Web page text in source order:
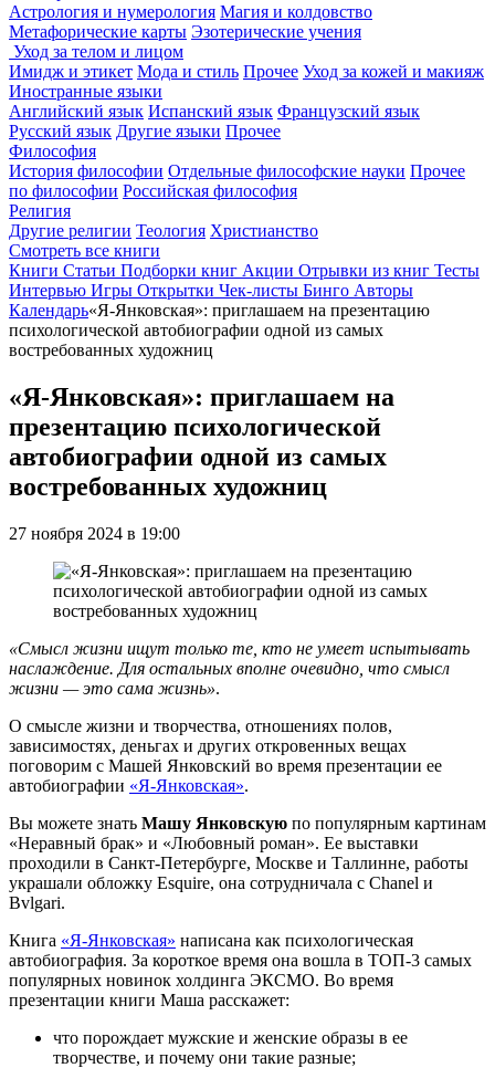
Астрология и нумерология Магия и колдовство
Метафорические карты Эзотерические учения
Уход за телом и лицом
Имидж и этикет Мода и стиль Прочее Уход за кожей и макияж
Иностранные языки
Английский язык Испанский язык Французский язык
Русский язык Другие языки Прочее
Философия
История философии Отдельные философские науки Прочее
по философии Российская философия
Религия
Другие религии Теология Христианство
Смотреть все книги
Книги Статьи Подборки книг Акции Отрывки из книг Тесты
Интервью Игры Открытки Чек-листы Бинго Авторы
Календарь«Я-Янковская»: приглашаем на презентацию
психологической автобиографии одной из самых
востребованных художниц
«Я-Янковская»: приглашаем на
презентацию психологической
автобиографии одной из самых
востребованных художниц
27 ноября 2024 в 19:00
«Смысл жизни ищут только те, кто не умеет испытывать
наслаждение. Для остальных вполне очевидно, что смысл
жизни — это сама жизнь».
О смысле жизни и творчества, отношениях полов,
зависимостях, деньгах и других откровенных вещах
поговорим с Машей Янковский во время презентации ее
автобиографии «Я-Янковская».
Вы можете знать Машу Янковскую по популярным картинам
«Неравный брак» и «Любовный роман». Ее выставки
проходили в Санкт-Петербурге, Москве и Таллинне, работы
украшали обложку Esquire, она сотрудничала с Chanel и
Bvlgari.
Книга «Я-Янковская» написана как психологическая
автобиография. За короткое время она вошла в ТОП-3 самых
популярных новинок холдинга ЭКСМО. Во время
презентации книги Маша расскажет:
что порождает мужские и женские образы в ее
творчестве, и почему они такие разные;